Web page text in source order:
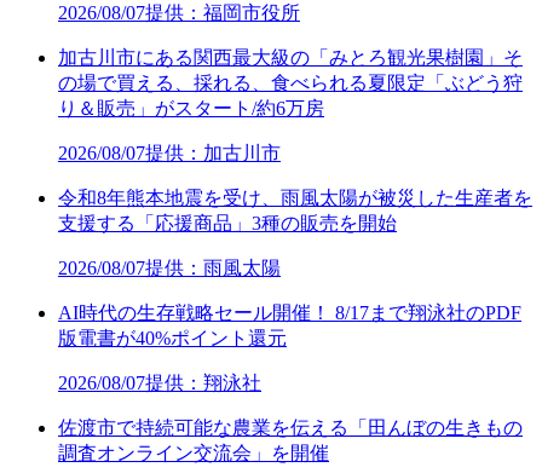
2026/08/07提供：福岡市役所
加古川市にある関西最大級の「みとろ観光果樹園」そ
の場で買える、採れる、食べられる夏限定「ぶどう狩
り＆販売」がスタート/約6万房
2026/08/07提供：加古川市
令和8年熊本地震を受け、雨風太陽が被災した生産者を
支援する「応援商品」3種の販売を開始
2026/08/07提供：雨風太陽
AI時代の生存戦略セール開催！ 8/17まで翔泳社のPDF
版電書が40%ポイント還元
2026/08/07提供：翔泳社
佐渡市で持続可能な農業を伝える「田んぼの生きもの
調査オンライン交流会」を開催